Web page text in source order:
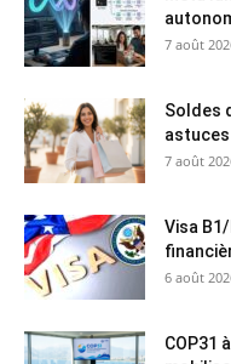
7 août
Soldes
7 août
Visa
6 août
COP31